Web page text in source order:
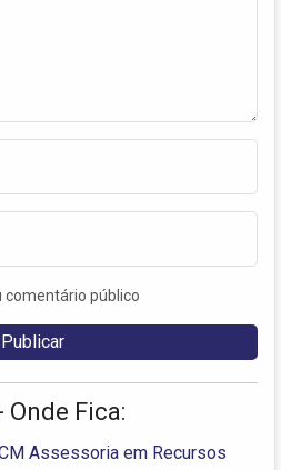
comentário público
Fica:
Assessoria em Recursos